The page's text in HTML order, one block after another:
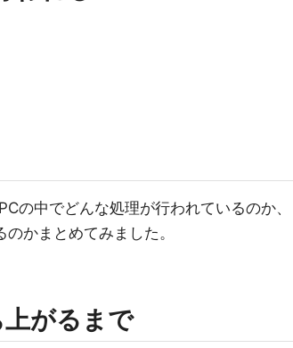
の中でどんな処理が行われているのか、
かまとめてみました。
がるまで